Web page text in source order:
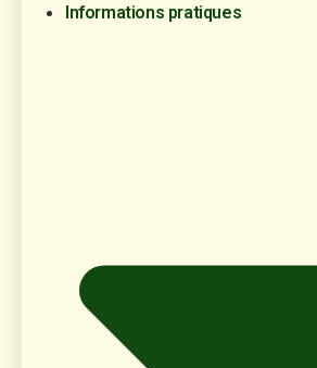
Informations pratiques